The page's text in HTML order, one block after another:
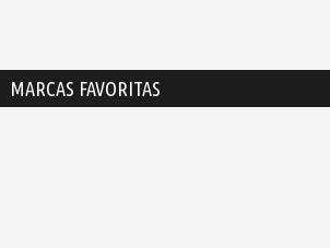
MARCAS FAVORITAS